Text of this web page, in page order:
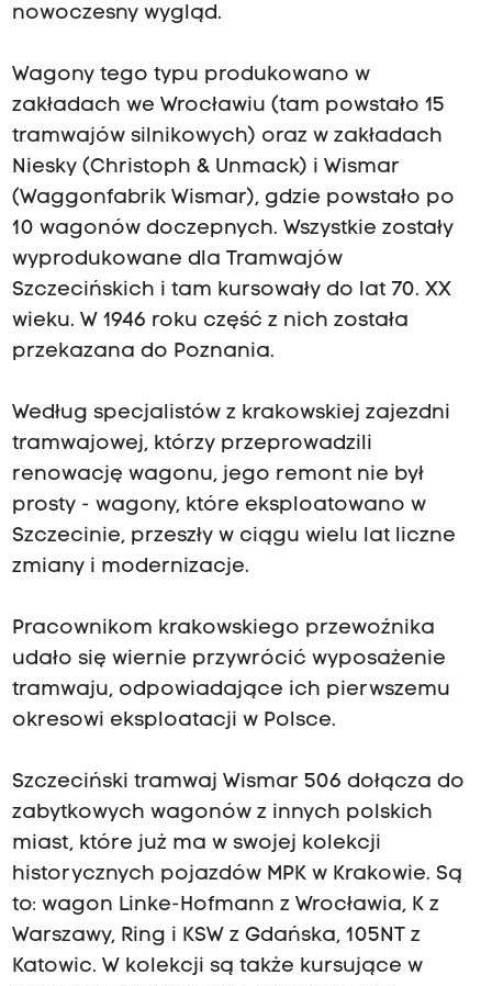
nowoczesny wygląd.
Wagony tego typu produkowano w
zakładach we Wrocławiu (tam powstało 15
tramwajów silnikowych) oraz w zakładach
Niesky (Christoph & Unmack) i Wismar
(Waggonfabrik Wismar), gdzie powstało po
10 wagonów doczepnych. Wszystkie zostały
wyprodukowane dla Tramwajów
Szczecińskich i tam kursowały do lat 70. XX
wieku. W 1946 roku część z nich została
przekazana do Poznania.
Według specjalistów z krakowskiej zajezdni
tramwajowej, którzy przeprowadzili
renowację wagonu, jego remont nie był
prosty - wagony, które eksploatowano w
Szczecinie, przeszły w ciągu wielu lat liczne
zmiany i modernizacje.
Pracownikom krakowskiego przewoźnika
udało się wiernie przywrócić wyposażenie
tramwaju, odpowiadające ich pierwszemu
okresowi eksploatacji w Polsce.
Szczeciński tramwaj Wismar 506 dołącza do
zabytkowych wagonów z innych polskich
miast, które już ma w swojej kolekcji
historycznych pojazdów MPK w Krakowie. Są
to: wagon Linke-Hofmann z Wrocławia, K z
Warszawy, Ring i KSW z Gdańska, 105NT z
Katowic. W kolekcji są także kursujące w